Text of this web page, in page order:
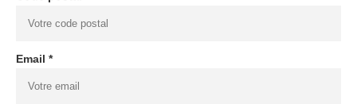
Email *